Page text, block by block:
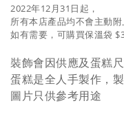
2022年12月31日起，
所有本店產品均不會主動
如有需要，可購買保溫袋
裝飾會因供應及蛋糕
蛋糕是全人手製作，
圖片只供參考用途